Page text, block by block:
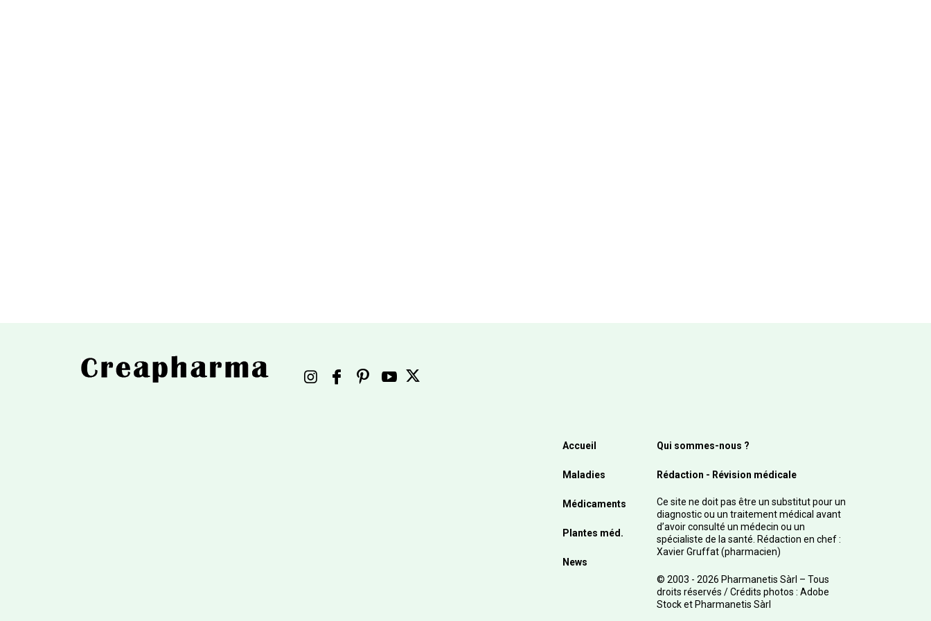
Accueil
Maladies
Médicaments
Plantes méd.
News
Qui sommes-nous ?
Rédaction - Révision médicale
Ce site ne doit pas être un substitut pour un
diagnostic ou un traitement médical avant
d’avoir consulté un médecin ou un
spécialiste de la santé. Rédaction en chef :
Xavier Gruffat (pharmacien)
© 2003 - 2026 Pharmanetis Sàrl – Tous
droits réservés / Crédits photos : Adobe
Stock et Pharmanetis Sàrl